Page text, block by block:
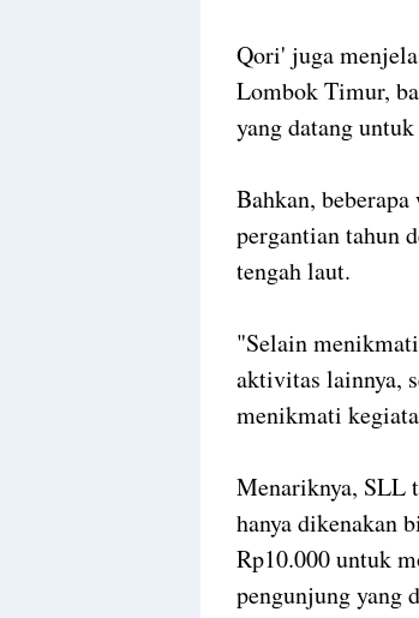
Qori' juga
Lombok Timur,
yang datang
Bahkan,
pergantian tahun
tengah laut.
"Selain
aktivitas lainnya,
menikmati
Menariknya, SLL
hanya dikenakan
Rp10.000 untuk
pengunjung yang